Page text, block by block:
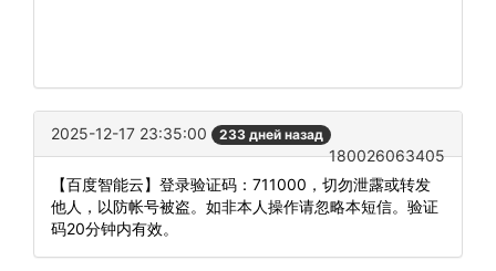
2025-12-17 23:35:00 233 дней назад
180026063405
【百度智能云】登录验证码：711000，切勿泄露或转发
他人，以防帐号被盗。如非本人操作请忽略本短信。验证
码20分钟内有效。